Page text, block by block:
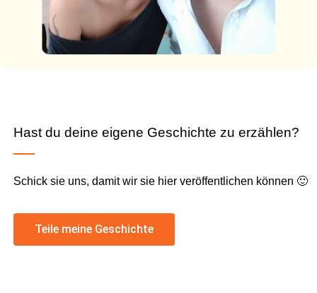
Hast du deine eigene Geschichte zu erzählen?
Schick sie uns, damit wir sie hier veröffentlichen können 🙂
Teile meine Geschichte